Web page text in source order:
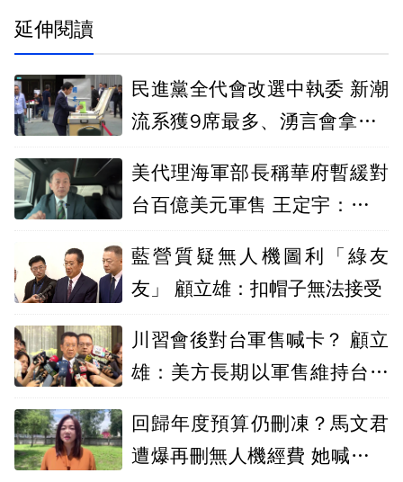
延伸閱讀
民進黨全代會改選中執委 新潮
流系獲9席最多、湧言會拿下2
美代理海軍部長稱華府暫緩對
台百億美元軍售 王定宇：決定
藍營質疑無人機圖利「綠友
友」 顧立雄：扣帽子無法接受
川習會後對台軍售喊卡？ 顧立
雄：美方長期以軍售維持台海
回歸年度預算仍刪凍？馬文君
遭爆再刪無人機經費 她喊：浪